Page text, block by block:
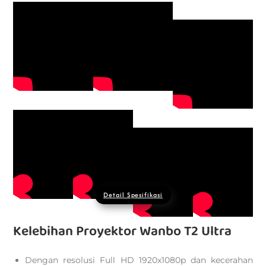
Detail Spesifikasi
Kelebihan Proyektor Wanbo T2 Ultra
Dengan resolusi Full HD 1920x1080p dan kecerahan